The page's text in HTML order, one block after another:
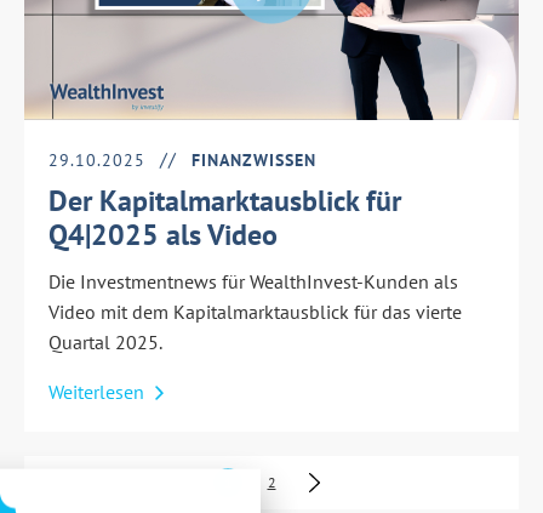
29.10.2025 FINANZWISSEN
Der Kapitalmarktausblick für
Q4|2025 als Video
Die Investmentnews für WealthInvest-Kunden als
Video mit dem Kapitalmarktausblick für das vierte
Quartal 2025.
Weiterlesen
2
Kategorien zu akzeptieren